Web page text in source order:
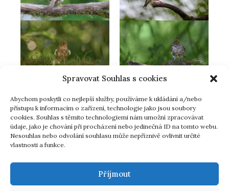
Spravovat Souhlas s cookies
Abychom poskytli co nejlepší služby, používáme k ukládání a/nebo
přístupu k informacím o zařízení, technologie jako jsou soubory
cookies. Souhlas s těmito technologiemi nám umožní zpracovávat
údaje, jako je chování při procházení nebo jedinečná ID na tomto webu.
Nesouhlas nebo odvolání souhlasu může nepříznivě ovlivnit určité
vlastnosti a funkce.
Příjmout